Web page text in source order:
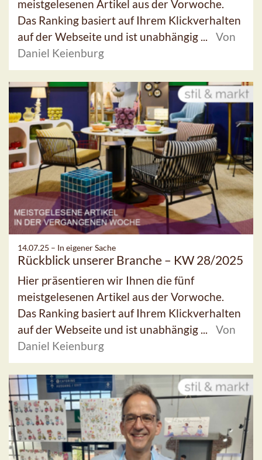
meistgelesenen Artikel aus der Vorwoche.
Das Ranking basiert auf Ihrem Klickverhalten
auf der Webseite und ist unabhängig ...
Von
Daniel Keienburg
14.07.25 – In eigener Sache
Rückblick unserer Branche – KW 28/2025
Hier präsentieren wir Ihnen die fünf
meistgelesenen Artikel aus der Vorwoche.
Das Ranking basiert auf Ihrem Klickverhalten
auf der Webseite und ist unabhängig ...
Von
Daniel Keienburg